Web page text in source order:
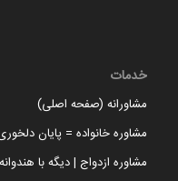
خدمات
مشاورانه (صفحه اصلی)
مشاوره خانواده = پایان
مشاوره ازدواج | دیگه با